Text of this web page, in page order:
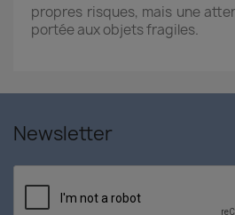
propres risques, mais une
portée aux objets fragiles.
Newsletter